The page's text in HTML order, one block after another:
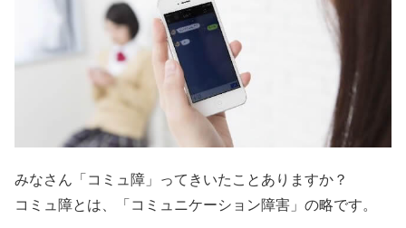
みなさん「コミュ障」ってきいたことありますか？
コミュ障とは、「コミュニケーション障害」の略です。